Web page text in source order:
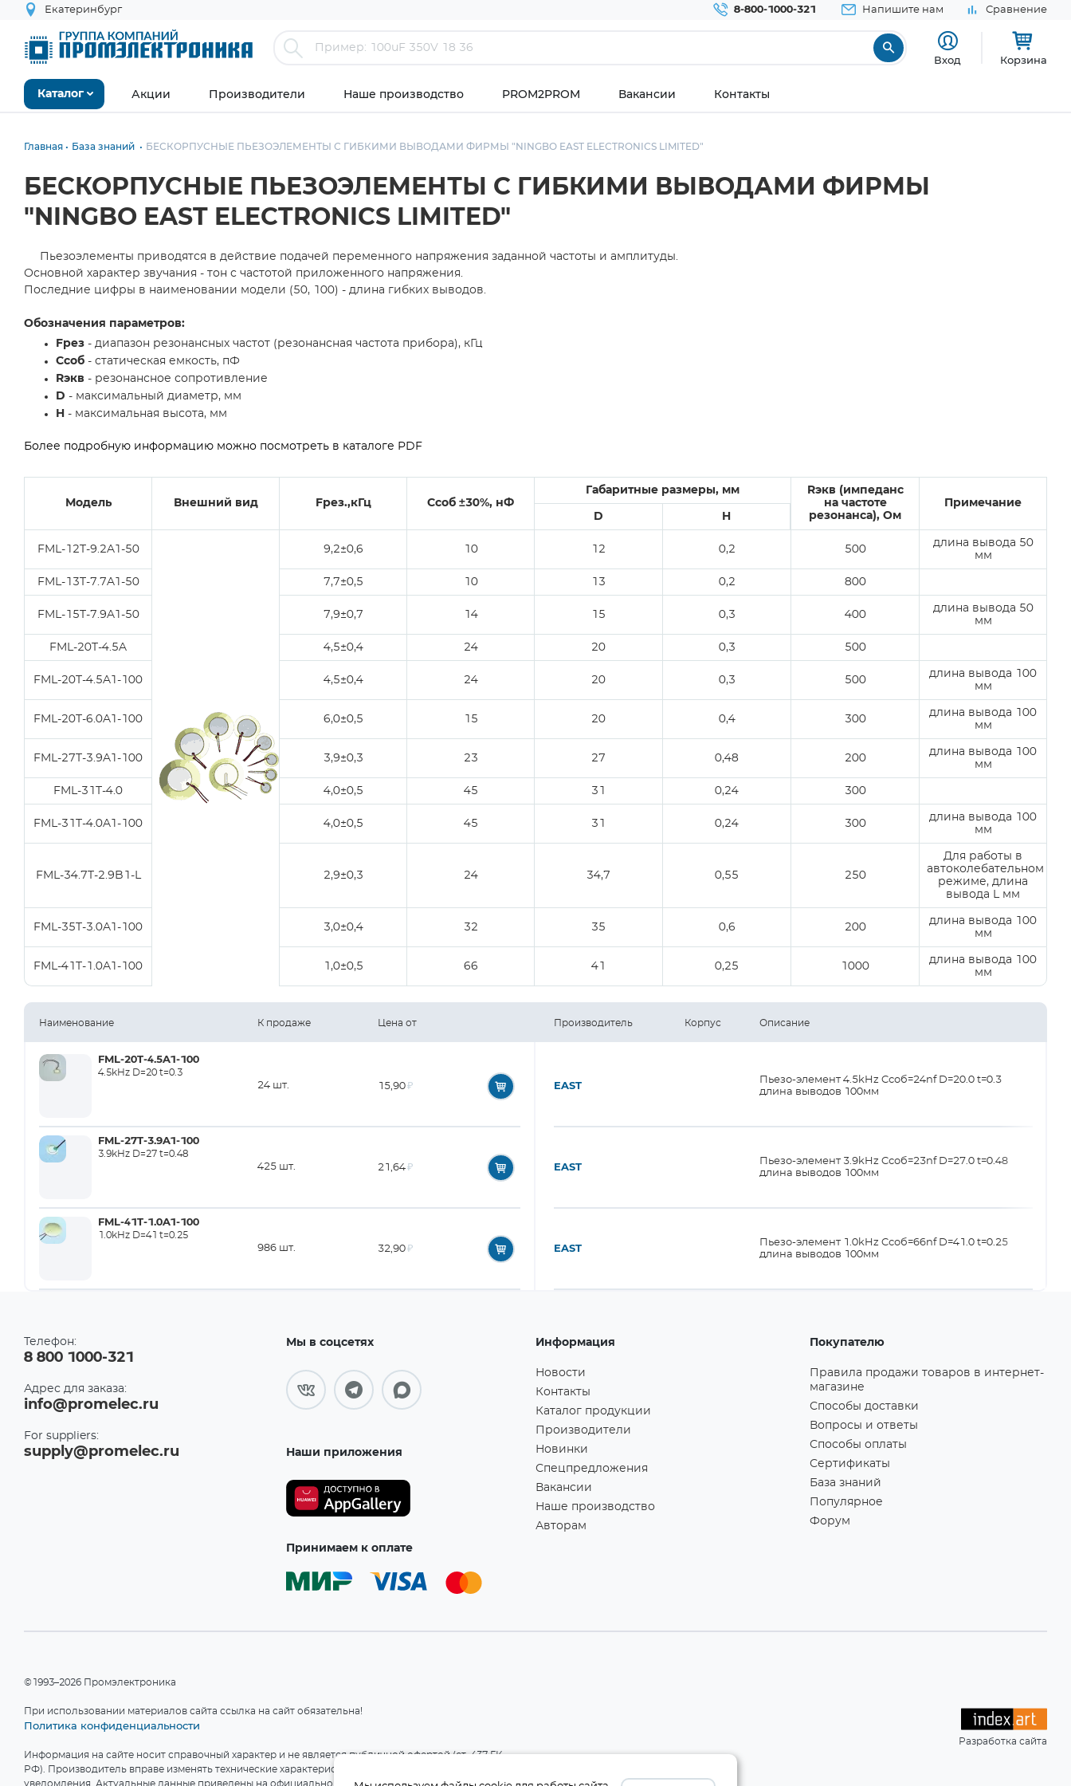
Екатеринбург 8-800-1000-321 Напишите нам Сравнение
Вход Корзина
Каталог Акции Производители Наше производство PROM2PROM Вакансии Контакты
Главная База знаний БЕCКОРПУСНЫЕ ПЬЕЗОЭЛЕМЕНТЫ С ГИБКИМИ ВЫВОДАМИ ФИРМЫ "NINGBO EAST ELECTRONICS LIMITED"
БЕCКОРПУСНЫЕ ПЬЕЗОЭЛЕМЕНТЫ С ГИБКИМИ ВЫВОДАМИ ФИРМЫ
"NINGBO EAST ELECTRONICS LIMITED"
Пьезоэлементы приводятся в действие подачей переменного напряжения заданной частоты и амплитуды.
Основной характер звучания - тон с частотой приложенного напряжения.
Последние цифры в наименовании модели (50, 100) - длина гибких выводов.
Обозначения параметров:
Fрез - диапазон резонансных частот (резонансная частота прибора), кГц
Cсоб - статическая емкость, пФ
Rэкв - резонансное сопротивление
D - максимальный диаметр, мм
H - максимальная высота, мм
Более подробную информацию можно посмотреть в каталоге PDF
Модель Внешний вид Fрез.,кГц Ссоб ±30%, нФ
Габаритные размеры, мм
Rэкв (импеданс
на частоте
резонанса), Ом
Примечание
D
H
FML-12T-9.2A1-50 9,2±0,6 10 12 0,2 500
длина вывода 50
мм
FML-13T-7.7A1-50 7,7±0,5 10 13 0,2 800
FML-15T-7.9A1-50 7,9±0,7 14 15 0,3 400
длина вывода 50
мм
FML-20T-4.5A 4,5±0,4 24 20 0,3 500
FML-20T-4.5A1-100 4,5±0,4 24 20 0,3 500
длина вывода 100
мм
FML-20T-6.0A1-100 6,0±0,5 15 20 0,4 300
длина вывода 100
мм
FML-27T-3.9A1-100 3,9±0,3 23 27 0,48 200
длина вывода 100
мм
FML-31T-4.0 4,0±0,5 45 31 0,24 300
FML-31T-4.0A1-100 4,0±0,5 45 31 0,24 300
длина вывода 100
мм
FML-34.7T-2.9B1-L 2,9±0,3 24 34,7 0,55 250
Для работы в
автоколебательном
режиме, длина
вывода L мм
FML-35T-3.0A1-100 3,0±0,4 32 35 0,6 200
длина вывода 100
мм
FML-41T-1.0A1-100 1,0±0,5 66 41 0,25 1000
длина вывода 100
мм
Наименование К продаже Цена от
FML-20T-4.5A1-100
4.5kHz D=20 t=0.3
24 шт. 15,90₽
FML-27T-3.9A1-100
3.9kHz D=27 t=0.48
425 шт. 21,64₽
FML-41T-1.0A1-100
1.0kHz D=41 t=0.25
986 шт. 32,90₽
Производитель Корпус Описание
EAST
Пьезо-элемент 4.5kHz Cсоб=24nf D=20.0 t=0.3
длина выводов 100мм
EAST
Пьезо-элемент 3.9kHz Cсоб=23nf D=27.0 t=0.48
длина выводов 100мм
EAST
Пьезо-элемент 1.0kHz Cсоб=66nf D=41.0 t=0.25
длина выводов 100мм
Телефон:
8 800 1000-321
Адрес для заказа:
info@promelec.ru
For suppliers:
supply@promelec.ru
Мы в соцсетях
Наши приложения
Принимаем к оплате
Информация
Новости
Контакты
Каталог продукции
Производители
Новинки
Спецпредложения
Вакансии
Наше производство
Авторам
Покупателю
Правила продажи товаров в интернет-
магазине
Способы доставки
Вопросы и ответы
Способы оплаты
Сертификаты
База знаний
Популярное
Форум
©1993–2026 Промэлектроника
При использовании материалов сайта ссылка на сайт обязательна!
Политика конфиденциальности
Информация на сайте носит справочный характер и не является публичной офертой (ст. 437 ГК
РФ). Производитель вправе изменять технические характеристики и комплект поставки без
уведомления. Актуальные данные приведены на официальном сайте производителя.
Разработка сайта